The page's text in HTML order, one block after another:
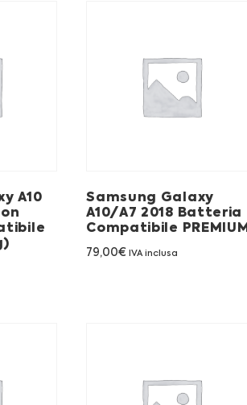
A10
Samsung Galaxy
A10/A7 2018 Batteria
Compatibile PREMIUM
79,00€ IVA inclusa